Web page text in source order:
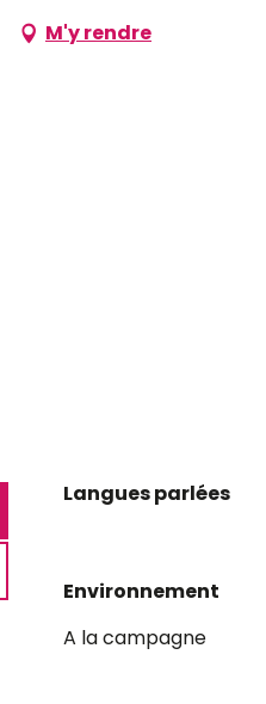
M'y rendre
Langues parlées
Langues parlées
Environnement
Environnement
A la campagne